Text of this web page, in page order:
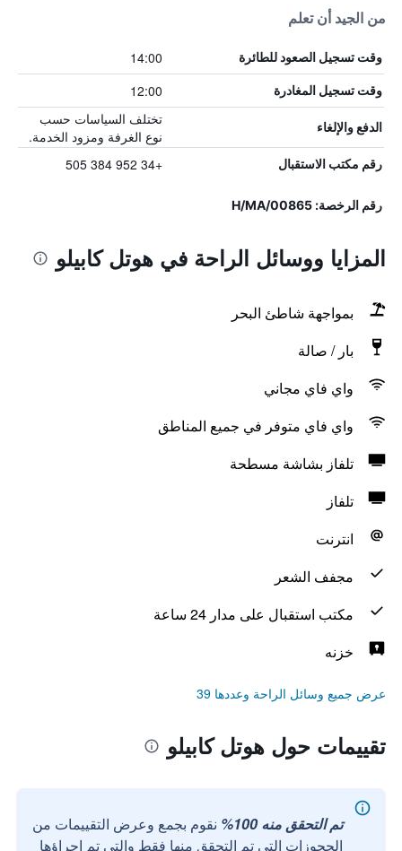
من الجيد أن تعلم
وقت تسجيل الصعود للطائرة 14:00
وقت تسجيل المغادرة 12:00
الدفع والإلغاء
تختلف السياسات حسب
نوع الغرفة ومزود الخدمة.
رقم مكتب الاستقبال +34 952 384 505
رقم الرخصة: H/MA/00865
المزايا ووسائل الراحة في هوتل كابيلو
بمواجهة شاطئ البحر
بار / صالة
واي فاي مجاني
واي فاي متوفر في جميع المناطق
تلفاز بشاشة مسطحة
تلفاز
انترنت
مجفف الشعر
مكتب استقبال على مدار 24 ساعة
خزنه
عرض جميع وسائل الراحة وعددها 39
تقييمات حول هوتل كابيلو
تم التحقق منه 100%
نقوم بجمع وعرض التقييمات من
الحجوزات التي تم التحقق منها فقط والتي تم إجراؤها